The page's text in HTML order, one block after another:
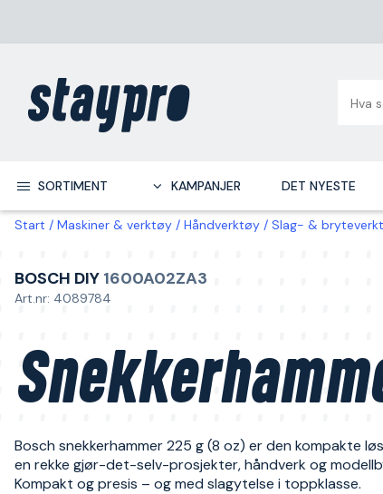
SORTIMENT KAMPANJER DET NYESTE
Start Maskiner & verktøy Håndverktøy Slag- &
BOSCH DIY 1600A02ZA3
Art.nr: 4089784
Bosch snekkerhammer 225 g (8 oz) er den kompakte
en rekke gjør-det-selv-prosjekter, håndverk og
Kompakt og presis – og med slagytelse i toppklasse.